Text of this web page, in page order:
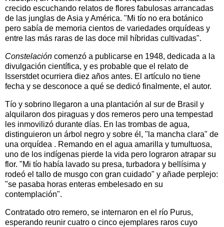
crecido escuchando relatos de flores fabulosas arrancadas
de las junglas de Asia y América. "Mi tío no era botánico
pero sabía de memoria cientos de variedades orquídeas y
entre las más raras de las doce mil híbridas cultivadas".
Constelación comenzó a publicarse en 1948, dedicada a la
divulgación científica, y es probable que el relato de
Isserstdet ocurriera diez años antes. El artículo no tiene
fecha y se desconoce a qué se dedicó finalmente, el autor.
Tío y sobrino llegaron a una plantación al sur de Brasil y
alquilaron dos piraguas y dos remeros pero una tempestad
les inmovilizó durante días. En las trombas de agua,
distinguieron un árbol negro y sobre él, "la mancha clara" de
una orquídea . Remando en el agua amarilla y tumultuosa,
uno de los indígenas pierde la vida pero lograron atrapar su
flor. "Mi tío había lavado su presa, turbadora y bellísima y
rodeó el tallo de musgo con gran cuidado" y añade perplejo:
"se pasaba horas enteras embelesado en su
contemplación".
Contratado otro remero, se internaron en el río Purus,
esperando reunir cuatro o cinco ejemplares raros cuyo